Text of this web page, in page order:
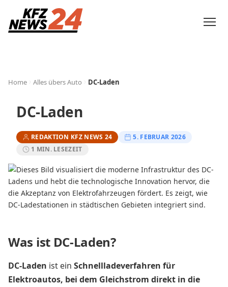
Home Alles übers Auto DC-Laden
DC-Laden
REDAKTION KFZ NEWS 24
5. FEBRUAR 2026
1 MIN. LESEZEIT
Was ist DC-Laden?
DC-Laden ist ein Schnellladeverfahren für
Elektroautos, bei dem Gleichstrom direkt in die